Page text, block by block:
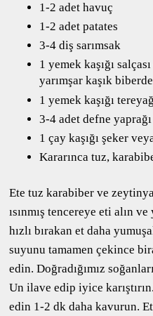
1-2 adet havuç
1-2 adet patates
3-4 diş sarımsak
1 yemek kaşığı
yarımşar kaşık
1 yemek kaşığı
3-4 adet defne yaprağı
1 çay kaşığı şeker
Kararınca tuz,
Ete tuz karabiber ve
ısınmış tencereye eti alın
hızlı bırakan et daha
suyunu tamamen çekince
edin. Doğradığımız
Un ilave edip iyice
edin 1-2 dk daha kavurun.